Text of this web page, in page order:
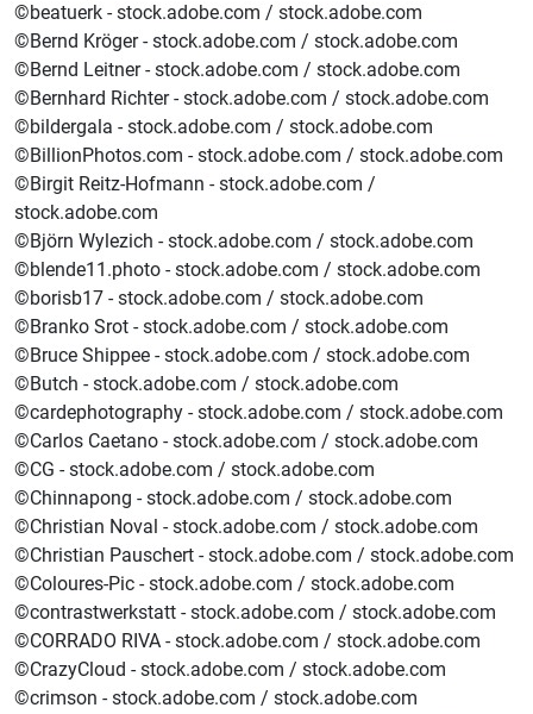
©beatuerk - stock.adobe.com / stock.adobe.com
©Bernd Kröger - stock.adobe.com / stock.adobe.com
©Bernd Leitner - stock.adobe.com / stock.adobe.com
©Bernhard Richter - stock.adobe.com / stock.adobe.com
©bildergala - stock.adobe.com / stock.adobe.com
©BillionPhotos.com - stock.adobe.com / stock.adobe.com
©Birgit Reitz-Hofmann - stock.adobe.com /
stock.adobe.com
©Björn Wylezich - stock.adobe.com / stock.adobe.com
©blende11.photo - stock.adobe.com / stock.adobe.com
©borisb17 - stock.adobe.com / stock.adobe.com
©Branko Srot - stock.adobe.com / stock.adobe.com
©Bruce Shippee - stock.adobe.com / stock.adobe.com
©Butch - stock.adobe.com / stock.adobe.com
©cardephotography - stock.adobe.com / stock.adobe.com
©Carlos Caetano - stock.adobe.com / stock.adobe.com
©CG - stock.adobe.com / stock.adobe.com
©Chinnapong - stock.adobe.com / stock.adobe.com
©Christian Noval - stock.adobe.com / stock.adobe.com
©Christian Pauschert - stock.adobe.com / stock.adobe.com
©Coloures-Pic - stock.adobe.com / stock.adobe.com
©contrastwerkstatt - stock.adobe.com / stock.adobe.com
©CORRADO RIVA - stock.adobe.com / stock.adobe.com
©CrazyCloud - stock.adobe.com / stock.adobe.com
©crimson - stock.adobe.com / stock.adobe.com